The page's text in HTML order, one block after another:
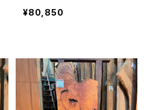
仕上げ済み】
¥80,850